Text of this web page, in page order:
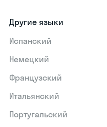
Другие языки
Испанский
Немецкий
Французский
Итальянский
Португальский